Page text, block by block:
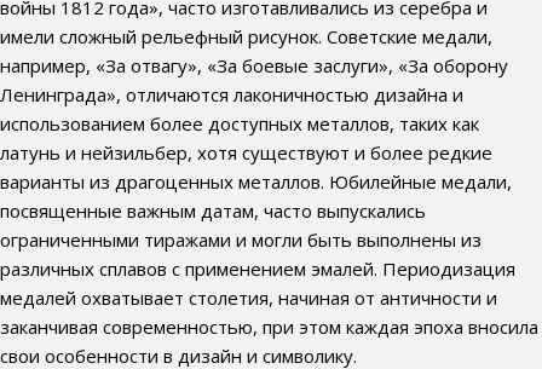
войны 1812 года», часто изготавливались из серебра и
имели сложный рельефный рисунок. Советские медали,
например, «За отвагу», «За боевые заслуги», «За оборону
Ленинграда», отличаются лаконичностью дизайна и
использованием более доступных металлов, таких как
латунь и нейзильбер, хотя существуют и более редкие
варианты из драгоценных металлов. Юбилейные медали,
посвященные важным датам, часто выпускались
ограниченными тиражами и могли быть выполнены из
различных сплавов с применением эмалей. Периодизация
медалей охватывает столетия, начиная от античности и
заканчивая современностью, при этом каждая эпоха вносила
свои особенности в дизайн и символику.